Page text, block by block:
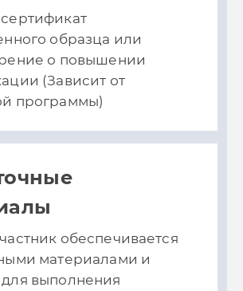
образца или
о повышении
(Зависит от
программы)
обеспечивается
материалами и
выполнения